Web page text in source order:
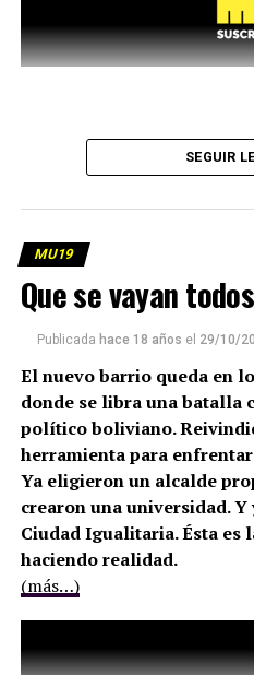
SEGUIR
MU19
Que se vayan todos
Publicada hace 18 años el 29/10/
El nuevo barrio queda en
donde se libra una batalla
político boliviano.
herramienta para
Ya eligieron un alcalde
crearon una universidad.
Ciudad Igualitaria. Ésta es
haciendo realidad.
(más…)